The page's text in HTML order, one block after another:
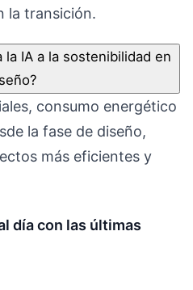
la transición.
IA a la sostenibilidad en
consumo energético
la fase de diseño,
más eficientes y
día con las últimas